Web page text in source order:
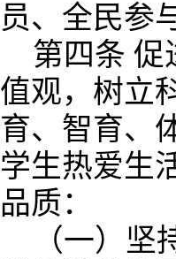
员、全民参
第四条 促
值观，树立
育、智育、
学生热爱生
品质：
（一）